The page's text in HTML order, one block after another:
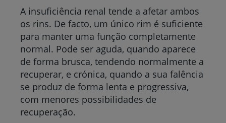
A insuficiência renal tende a afetar ambos
os rins. De facto, um único rim é suficiente
para manter uma função completamente
normal. Pode ser aguda, quando aparece
de forma brusca, tendendo normalmente a
recuperar, e crónica, quando a sua falência
se produz de forma lenta e progressiva,
com menores possibilidades de
recuperação.